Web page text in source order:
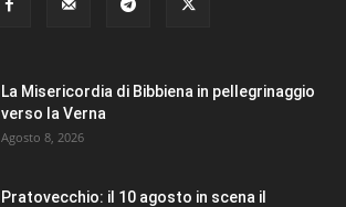
La Misericordia di Bibbiena in pellegrinaggio
verso la Verna
Agosto 8, 2026
Pratovecchio: il 10 agosto in scena il